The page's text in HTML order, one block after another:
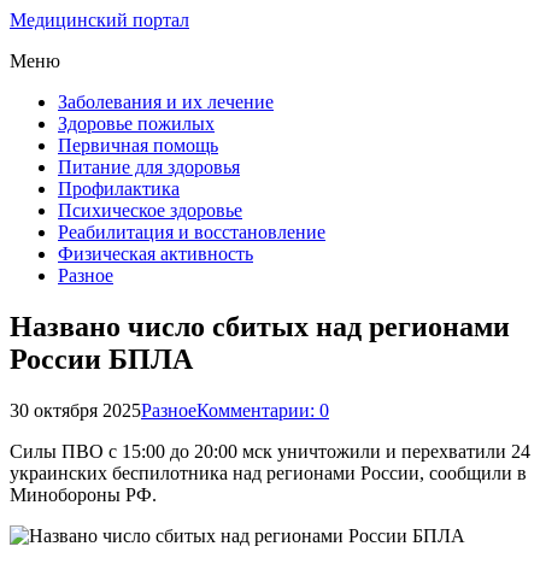
Медицинский портал
Меню
Заболевания и их лечение
Здоровье пожилых
Первичная помощь
Питание для здоровья
Профилактика
Психическое здоровье
Реабилитация и восстановление
Физическая активность
Разное
Названо число сбитых над регионами
России БПЛА
30 октября 2025РазноеКомментарии: 0
Силы ПВО с 15:00 до 20:00 мск уничтожили и перехватили 24
украинских беспилотника над регионами России, сообщили в
Минобороны РФ.